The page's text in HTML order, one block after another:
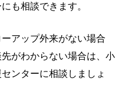
も相談できます。
アップ外来がない場合
がわからない場合は、小
ンターに相談しましょ